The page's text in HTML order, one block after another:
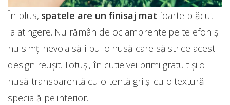
În plus, spatele are un finisaj mat foarte plăcut
la atingere. Nu rămân deloc amprente pe telefon și
nu simți nevoia să-i pui o husă care să strice acest
design reușit. Totuși, în cutie vei primi gratuit și o
husă transparentă cu o tentă gri și cu o textură
specială pe interior.